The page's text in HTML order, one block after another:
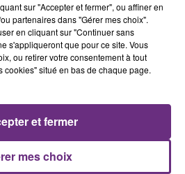
GIMS
Soleil
5h49
5h49
sur "Accepter et fermer", ou affiner en
partenaires dans "Gérer mes choix".
en cliquant sur "Continuer sans
s'appliqueront que pour ce site. Vous
ou retirer votre consentement à tout
cookies" situé en bas de chaque page.
mes choix
et fermer